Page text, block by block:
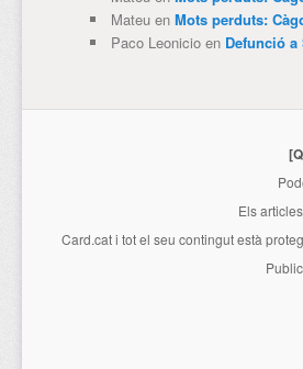
Mateuen Mots perduts:
Paco Leonicioen Defunció
Els
Card.cati tot el seu contingut està